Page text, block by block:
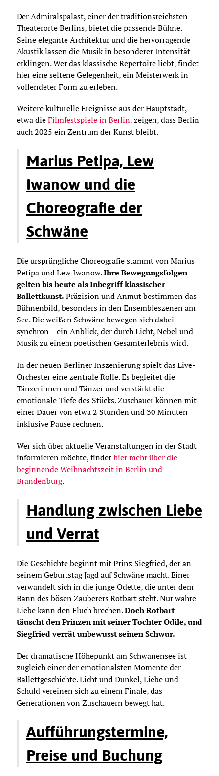
Der Admiralspalast, einer der traditionsreichsten
Theaterorte Berlins, bietet die passende Bühne.
Seine elegante Architektur und die hervorragende
Akustik lassen die Musik in besonderer Intensität
erklingen. Wer das klassische Repertoire liebt, findet
hier eine seltene Gelegenheit, ein Meisterwerk in
vollendeter Form zu erleben.
Weitere kulturelle Ereignisse aus der Hauptstadt,
etwa dieFilmfestspiele in Berlin, zeigen, dass Berlin
auch 2025 ein Zentrum der Kunst bleibt.
Marius Petipa, Lew
Iwanow und die
Choreografie der
Schwäne
Die ursprüngliche Choreografie stammt von Marius
Petipa und Lew Iwanow.Ihre Bewegungsfolgen
gelten bis heute als Inbegriff klassischer
Ballettkunst. Präzision und Anmut bestimmen das
Bühnenbild, besonders in den Ensembleszenen am
See. Die weißen Schwäne bewegen sich dabei
synchron – ein Anblick, der durch Licht, Nebel und
Musik zu einem poetischen Gesamterlebnis wird.
In der neuen Berliner Inszenierung spielt das Live-
Orchester eine zentrale Rolle. Es begleitet die
Tänzerinnen und Tänzer und verstärkt die
emotionale Tiefe des Stücks. Zuschauer können mit
einer Dauer von etwa 2 Stunden und 30 Minuten
inklusive Pause rechnen.
Wer sich über aktuelle Veranstaltungen in der Stadt
informieren möchte, findethier mehr über die
beginnende Weihnachtszeit in Berlin und
Brandenburg.
Handlung zwischen Liebe
und Verrat
Die Geschichte beginnt mit Prinz Siegfried, der an
seinem Geburtstag Jagd auf Schwäne macht. Einer
verwandelt sich in die junge Odette, die unter dem
Bann des bösen Zauberers Rotbart steht. Nur wahre
Liebe kann den Fluch brechen.Doch Rotbart
täuscht den Prinzen mit seiner Tochter Odile, und
Siegfried verrät unbewusst seinen Schwur.
Der dramatische Höhepunkt am Schwanensee ist
zugleich einer der emotionalsten Momente der
Ballettgeschichte. Licht und Dunkel, Liebe und
Schuld vereinen sich zu einem Finale, das
Generationen von Zuschauern bewegt hat.
Aufführungstermine,
Preise und Buchung